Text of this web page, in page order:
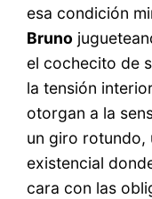
esa condición
Bruno
el cochecito de
la tensión
otorgan a la
un giro rotundo,
existencial
cara con las